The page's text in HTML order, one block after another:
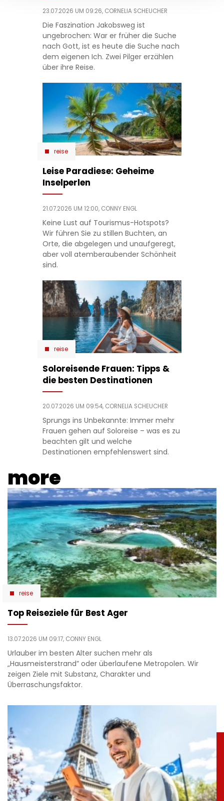
23.07.2026 UM 09:26, CORNELIA SCHEUCHER
Die Faszination Jakobsweg ist
ungebrochen: War er früher die Suche
nach Gott, ist es heute die Suche nach
dem eigenen Ich. Zwei Pilger erzählen
über ihre Reise.
reise
Leise Paradiese: Geheime
Inselperlen
21.07.2026 UM 12:00, CONNY ENGL
Keine Lust auf Tourismus-Hotspots?
Wir führen Sie zu stillen Buchten, an
Orte, die abgelegen und unaufgeregt,
aber voll atemberaubender Schönheit
sind.
reise
Soloreisende Frauen: Tipps &
die besten Destinationen
20.07.2026 UM 09:54, CORNELIA SCHEUCHER
Sprungs ins Unbekannte: Immer mehr
Frauen gehen auf Soloreise – was es zu
beachten gilt und welche
Destinationen empfehlenswert sind.
more
reise
Top Reiseziele für Best Ager
13.07.2026 UM 09:17, CONNY ENGL
Urlauber im besten Alter suchen mehr als
„Hausmeisterstrand” oder überlaufene Metropolen. Wir
zeigen Ziele mit Substanz, Charakter und
Überraschungsfaktor.